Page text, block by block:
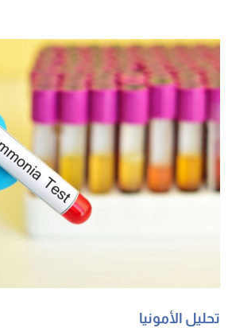
تحليل الأمونيا